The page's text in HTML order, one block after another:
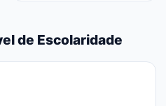
de Escolaridade